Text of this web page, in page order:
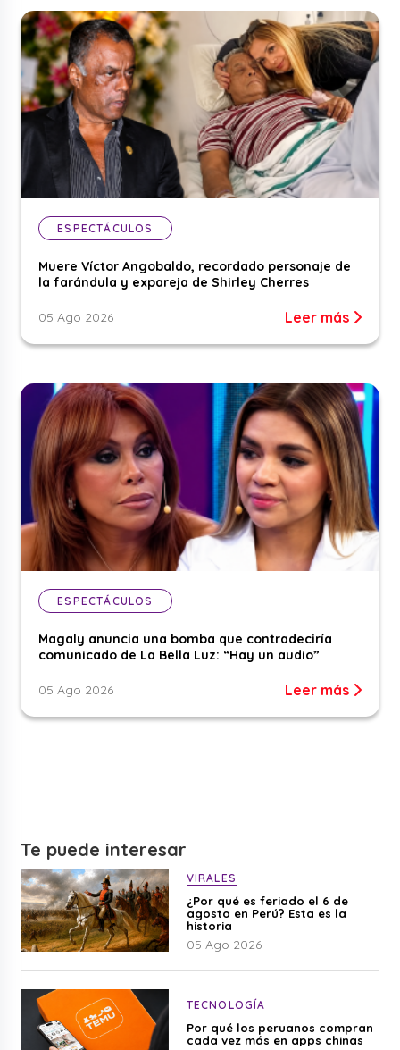
ESPECTÁCULOS
Muere Víctor Angobaldo, recordado personaje de
la farándula y expareja de Shirley Cherres
05 Ago 2026 Leer más
ESPECTÁCULOS
Magaly anuncia una bomba que contradeciría
comunicado de La Bella Luz: “Hay un audio”
05 Ago 2026 Leer más
Te puede interesar
VIRALES
¿Por qué es feriado el 6 de
agosto en Perú? Esta es la
historia
05 Ago 2026
TECNOLOGÍA
Por qué los peruanos compran
cada vez más en apps chinas